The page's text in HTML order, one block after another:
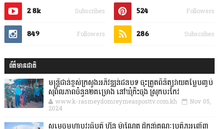
2.8k Subscribes 524 Followers
849 Followers 286 Subscribes
ព័ត៌មានជាតិ
មន្ត្រីជាន់ខ្ពស់ក្រសួងអភិវឌ្ឍន៍ជនបទ ចុះត្រួតពិនិត្យវាយតម្លៃបញ្ចប់
សុពលភាពចំនួន២គម្រោង នៅឃុំកិះចុង ស្រុកបរកែវ
www.k-rasmeydomreymeasposttv.com.kh Nov 05,
2024
សម្តេចមហាបវរធិបតី ហ៊ុន ម៉ាណែត ដឹកនាំគណៈប្រតិភូអញ្ជើញ